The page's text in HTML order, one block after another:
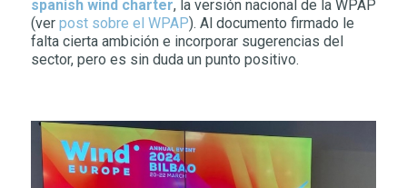
spanish wind charter, la versión nacional de la WPAP
(ver post sobre el WPAP). Al documento firmado le
falta cierta ambición e incorporar sugerencias del
sector, pero es sin duda un punto positivo.